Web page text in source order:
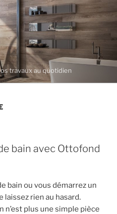
travaux au quotidien
bain avec Ottofond
bain ou vous démarrez un
laissez rien au hasard.
n’est plus une simple pièce